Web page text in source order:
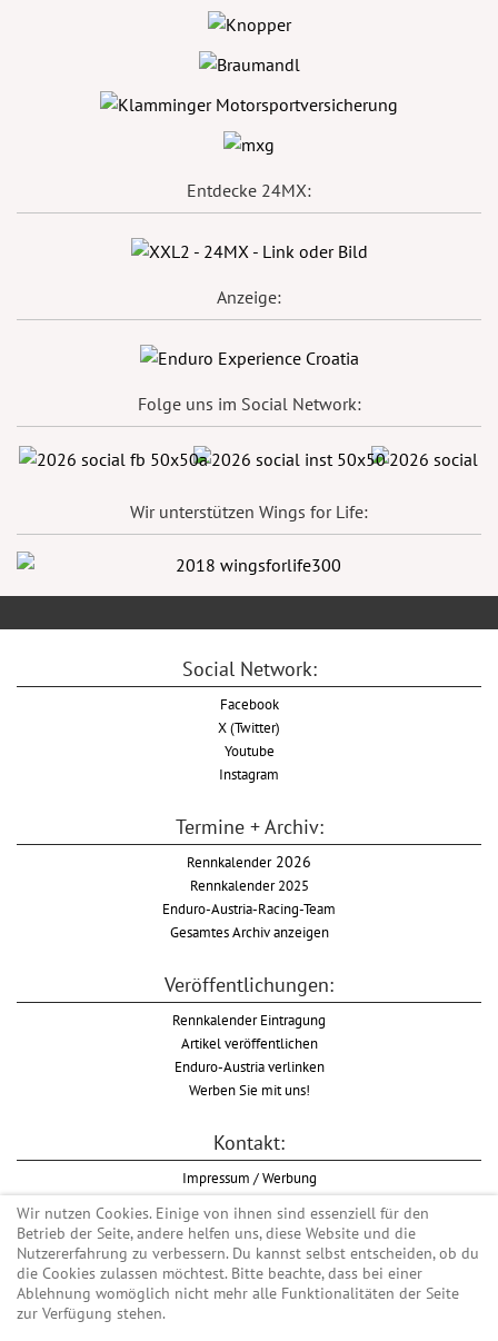
Entdecke 24MX:
Anzeige:
Folge uns im Social Network:
Wir unterstützen Wings for Life:
Social Network:
Facebook
X (Twitter)
Youtube
Instagram
Termine + Archiv:
Rennkalender2026
Rennkalender 2025
Enduro-Austria-Racing-Team
Gesamtes Archiv anzeigen
Veröffentlichungen:
Rennkalender Eintragung
Artikel veröffentlichen
Enduro-Austria verlinken
Werben Sie mit uns!
Kontakt:
Impressum / Werbung
Datenschutzinformation
Informationspflicht WKO
AGB
Wir nutzen Cookies. Einige von ihnen sind essenziell für den
Betrieb der Seite, andere helfen uns, diese Website und die
Nutzererfahrung zu verbessern. Du kannst selbst entscheiden, ob du
die Cookies zulassen möchtest. Bitte beachte, dass bei einer
Ablehnung womöglich nicht mehr alle Funktionalitäten der Seite
zur Verfügung stehen.